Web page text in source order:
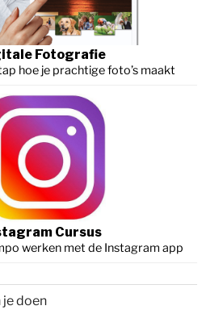
Fotografie
hoe je prachtige foto’s maakt
Cursus
werken met de Instagram app
je doen